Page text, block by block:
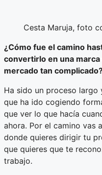
Cesta Maruja, foto
¿Cómo fue el camino
convertirlo en una marca
mercado tan
Ha sido un proceso largo
que ha ido cogiendo
que ver lo que hacía
ahora. Por el camino vas
donde quieres dirigir tu
que quieres que te
trabajo.